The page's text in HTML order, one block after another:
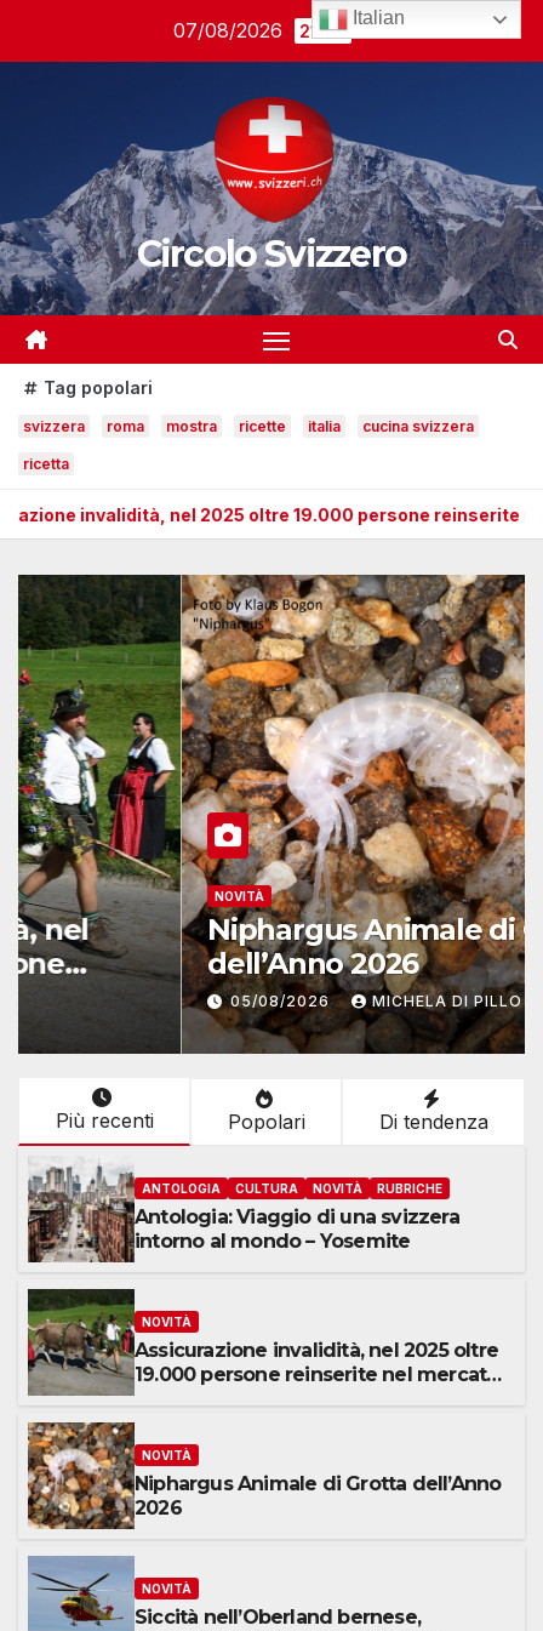
07/08/2026 21:44
Circolo Svizzero
Tag popolari
svizzera roma mostra ricette italia cucina svizzera
ricetta
invalidità, nel 2025 oltre 19.000 persone reinserite nel
NOVITÀ
Niphargus Animale di Grotta
dell’Anno 2026
MICHELA DI PILLO
Più recenti Popolari Di tendenza
ANTOLOGIA CULTURA NOVITÀ RUBRICHE
Antologia: Viaggio di una svizzera
intorno al mondo – Yosemite
NOVITÀ
Assicurazione invalidità, nel 2025 oltre
19.000 persone reinserite nel mercato
NOVITÀ
Niphargus Animale di Grotta dell’Anno
2026
NOVITÀ
Siccità nell’Oberland bernese,
Italian